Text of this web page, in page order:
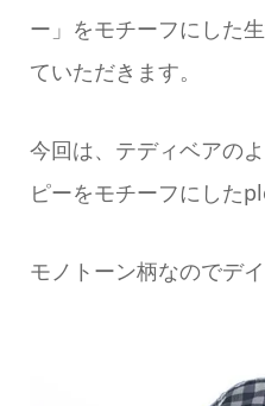
ー」をモチーフにした
ていただきます。
今回は、テディベアの
ピーをモチーフにした
モノトーン柄なのでデ